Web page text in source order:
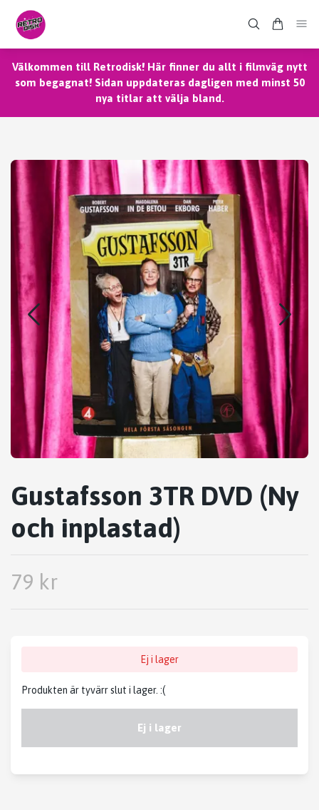
Välkommen till Retrodisk! Här finner du allt i filmväg nytt
som begagnat! Sidan uppdateras dagligen med minst 50
nya titlar att välja bland.
Gustafsson 3TR DVD (Ny
och inplastad)
79 kr
Ej i lager
Produkten är tyvärr slut i lager. :(
Ej i lager